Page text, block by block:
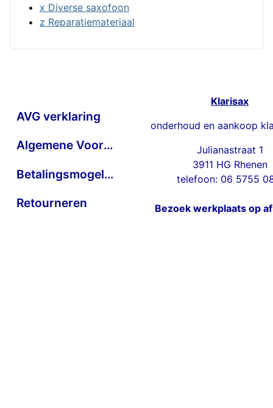
x Diverse saxofoon
z Reparatiemateriaal
AVG verklaring
Algemene Voorwaarden
Betalingsmogelijkheden
Retourneren
Klarisax
onderhoud en aankoop
Julianastraat 1
3911 HG Rhenen
telefoon: 06 5755
Bezoek werkplaats op